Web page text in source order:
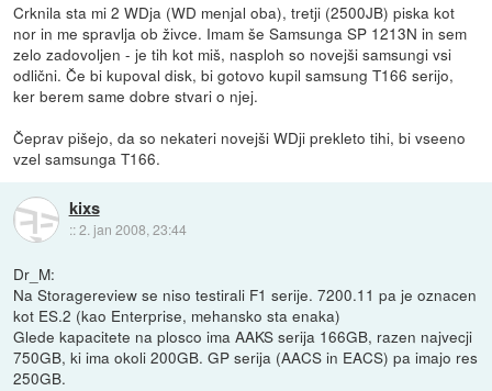
Crknila sta mi 2 WDja (WD menjal oba), tretji (2500JB) piska kot
nor in me spravlja ob živce. Imam še Samsunga SP 1213N in sem
zelo zadovoljen - je tih kot miš, nasploh so novejši samsungi vsi
odlični. Če bi kupoval disk, bi gotovo kupil samsung T166 serijo,
ker berem same dobre stvari o njej.
Čeprav pišejo, da so nekateri novejši WDji prekleto tihi, bi vseeno
vzel samsunga T166.
kixs
::2. jan 2008, 23:44
Dr_M:
Na Storagereview se niso testirali F1 serije. 7200.11 pa je oznacen
kot ES.2 (kao Enterprise, mehansko sta enaka)
Glede kapacitete na plosco ima AAKS serija 166GB, razen najvecji
750GB, ki ima okoli 200GB. GP serija (AACS in EACS) pa imajo res
250GB.